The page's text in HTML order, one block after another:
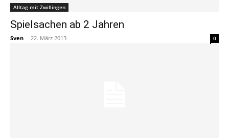
Alltag mit Zwillingen
Spielsachen ab 2 Jahren
Sven - 22. März 2013 0